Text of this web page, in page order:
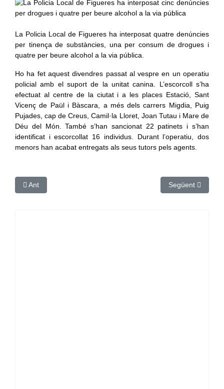
La Policia Local de Figueres ha interposat quatre denúncies
per tinença de substàncies, una per consum de drogues i
quatre per beure alcohol a la via pública.
Ho ha fet aquest divendres passat al vespre en un operatiu
policial amb el suport de la unitat canina. L’escorcoll s’ha
efectuat al centre de la ciutat i a les places Estació, Sant
Vicenç de Paül i Bàscara, a més dels carrers Migdia, Puig
Pujades, cap de Creus, Camil·la Lloret, Joan Tutau i Mare de
Déu del Món. També s’han sancionat 22 patinets i s’han
identificat i escorcollat 16 individus. Durant l’operatiu, dos
menors han acabat entregats als seus tutors pels agents.
Article anterior: Roses retira les últimes plaques amb
Ant Article següent:
Següent